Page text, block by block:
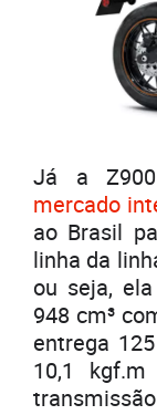
Já a
mercado
ao Brasil
linha da
ou seja,
948 cm³
entrega
10,1